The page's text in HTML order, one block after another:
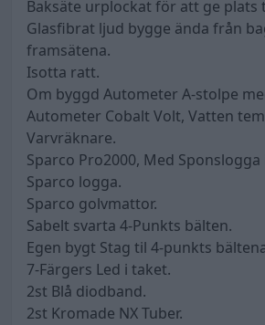
Baksäte urplockat för att ge plats
Glasfibrat ljud bygge ända från
framsätena.
Isotta ratt.
Om byggd Autometer A-stolpe
Autometer Cobalt Volt, Vatten
Varvräknare.
Sparco Pro2000, Med
Sparco logga.
Sparco golvmattor.
Sabelt svarta 4-Punkts bälten.
Egen bygt Stag til 4-punkts
7-Färgers Led i taket.
2st Blå diodband.
2st Kromade NX Tuber.